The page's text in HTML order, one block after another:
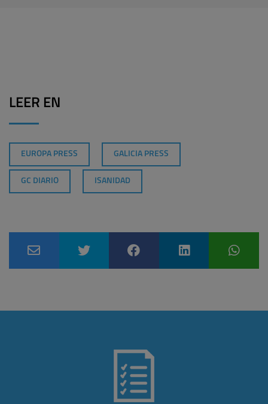
LEER EN
EUROPA PRESS GALICIA PRESS
GC DIARIO ISANIDAD